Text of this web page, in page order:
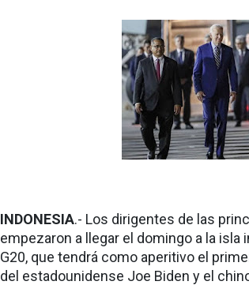
INDONESIA.- Los dirigentes de las
empezaron a llegar el domingo a la isla
G20, que tendrá como aperitivo el
del estadounidense Joe Biden y el